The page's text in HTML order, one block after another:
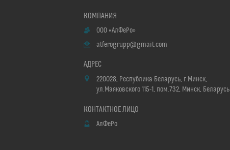
ООО «АлФеРо»
alferogrupp@gmail.com
220028, Республика Беларусь, г.Минск,
ул.Маяковского 115-1, пом.732, Минск, Беларусь
АлФеРо